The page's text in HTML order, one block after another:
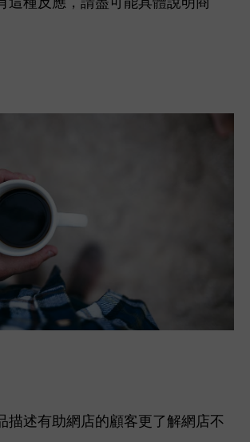
描述有助網店的顧客更了解網店不